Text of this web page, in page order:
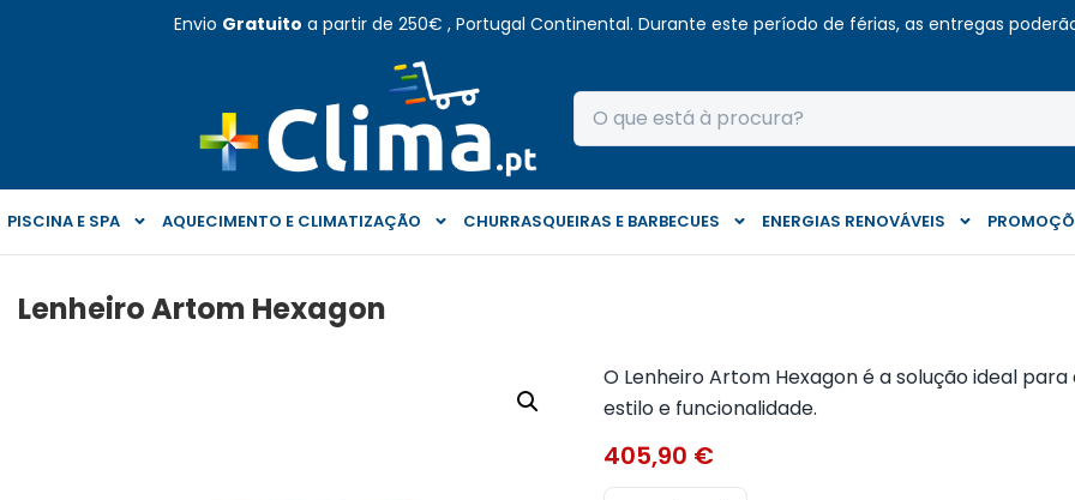
Envio Gratuito a partir de 250€ , Portugal Continental. Durante este período de férias, as entregas
PISCINA E SPA AQUECIMENTO E CLIMATIZAÇÃO CHURRASQUEIRAS E BARBECUES ENERGIAS RENOVÁVEIS
Lenheiro Artom Hexagon
O Lenheiro Artom Hexagon é a solução ideal
estilo e funcionalidade.
405,90 €